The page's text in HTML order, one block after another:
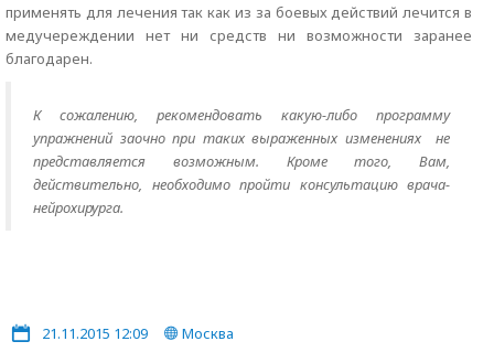
применять для лечения так как из за боевых действий лечится в
медучереждении нет ни средств ни возможности заранее
благодарен.
К сожалению, рекомендовать какую-либо программу
упражнений заочно при таких выраженных изменениях не
представляется возможным. Кроме того, Вам,
действительно, необходимо пройти консультацию врача-
нейрохирурга.
21.11.2015 12:09 Москва